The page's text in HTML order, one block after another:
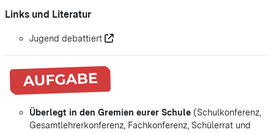
Links und Literatur
Jugend debattiert
Überlegt in den Gremien eurer Schule (Schulkonferenz,
Gesamtlehrerkonferenz, Fachkonferenz, Schülerrat und